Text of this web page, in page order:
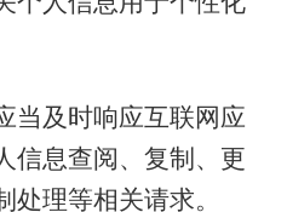
及时响应互联网应
信息查阅、复制、更
处理等相关请求。